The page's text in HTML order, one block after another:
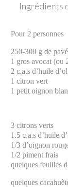
Ingrédients
Pour 2 personnes
250-300 g de
1 gros avocat (ou
2 c.a.s d’huile
1 citron vert
1 petit oignon
3 citrons verts
1.5 c.a.s d’huile
1/3 d’oignon
1/2 piment frais
quelques feuilles
quelques